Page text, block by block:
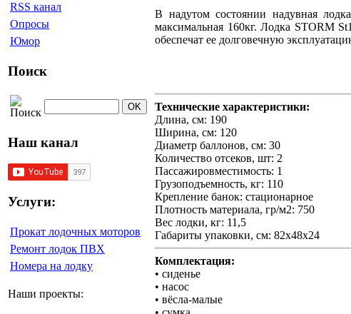
RSS канал
Опросы
Юмор
Поиск
Наш канал
Услуги:
Прокат лодочных моторов
Ремонт лодок ПВХ
Номера на лодку
Наши проекты:
В надутом состоянии надувная
максимальная 160кг. Лодка STORM
обеспечат ее долговечную
Технические характеристики:
Длина, см: 190
Ширина, см: 120
Диаметр баллонов, см: 30
Количество отсеков, шт: 2
Пассажировместимость: 1
Грузоподъемность, кг: 110
Крепление банок: стационарное
Плотность материала, гр/м2: 750
Вес лодки, кг: 11,5
Габариты упаковки, см: 82х48х24
Комплектация:
• сиденье
• насос
• вёсла-малые